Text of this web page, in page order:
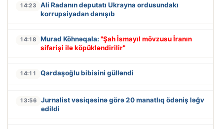
14:23
Ali Radanın deputatı Ukrayna ordusundakı
korrupsiyadan danışıb
14:18 Murad Köhnəqala: "Şah İsmayıl mövzusu İranın
sifarişi ilə köpükləndirilir"
14:11 Qardaşoğlu bibisini gülləndi
13:56
Jurnalist vəsiqəsinə görə 20 manatlıq ödəniş ləğv
edildi